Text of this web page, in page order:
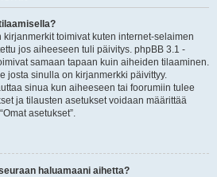
toimivat kuten internet-selaimen
jos aiheeseen tuli päivitys. phpBB 3.1 -
samaan tapaan kuin aiheiden tilaaminen.
josta sinulla on kirjanmerkki päivittyy.
sinua kun aiheeseen tai foorumiin tulee
ja tilausten asetukset voidaan määrittää
asetukset”.
haluamaani aihetta?